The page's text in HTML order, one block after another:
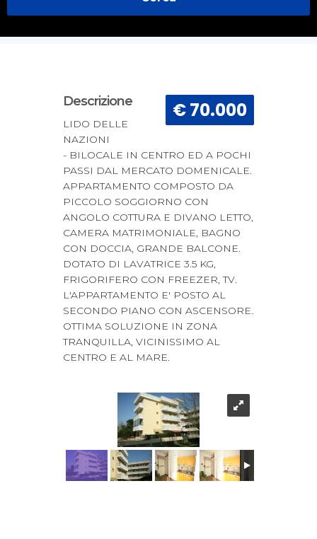
€ 70.000
Descrizione
LIDO DELLE
NAZIONI
- BILOCALE IN CENTRO ED A POCHI
PASSI DAL MERCATO DOMENICALE.
APPARTAMENTO COMPOSTO DA
PICCOLO SOGGIORNO CON
ANGOLO COTTURA E DIVANO LETTO,
CAMERA MATRIMONIALE, BAGNO
CON DOCCIA, GRANDE BALCONE.
DOTATO DI LAVATRICE 3.5 KG,
FRIGORIFERO CON FREEZER, TV.
L'APPARTAMENTO E' POSTO AL
SECONDO PIANO CON ASCENSORE.
OTTIMA SOLUZIONE IN ZONA
TRANQUILLA, VICINISSIMO AL
CENTRO E AL MARE.